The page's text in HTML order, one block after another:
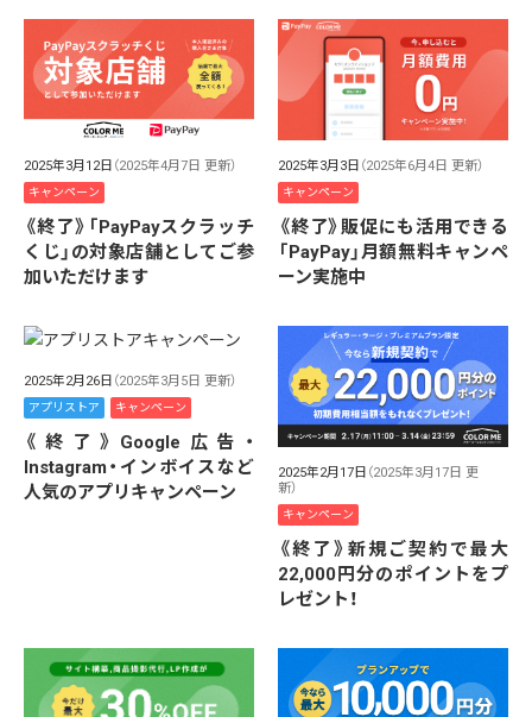
2025年3月12日 （2025年4月7日 更新）
キャンペーン
《終了》「PayPayスクラッチ
くじ」の対象店舗としてご参
加いただけます
2025年3月3日 （2025年6月4日 更新）
キャンペーン
《終了》販促にも活用できる
「PayPay」月額無料キャンペ
ーン実施中
2025年2月26日 （2025年3月5日 更新）
アプリストア キャンペーン
《終了》Google広告・
Instagram・インボイスなど
人気のアプリキャンペーン
2025年2月17日 （2025年3月17日 更
新）
キャンペーン
《終了》新規ご契約で最大
22,000円分のポイントをプ
レゼント！